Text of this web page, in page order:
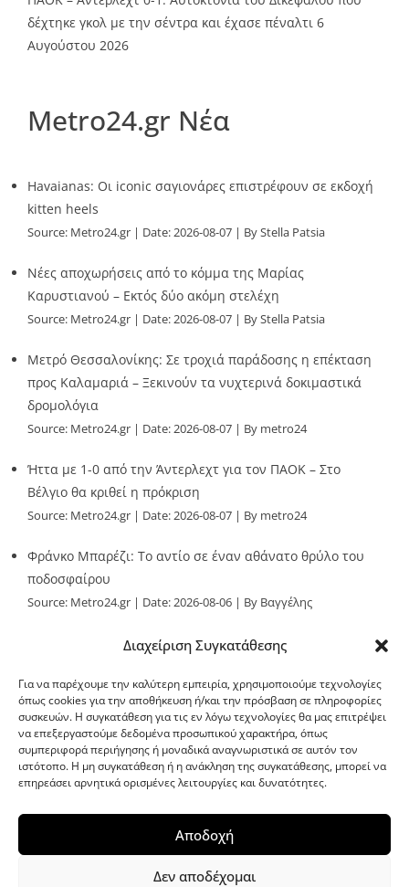
Διαχείριση Συγκατάθεσης
Για να παρέχουμε την καλύτερη εμπειρία, χρησιμοποιούμε τεχνολογίες
όπως cookies για την αποθήκευση ή/και την πρόσβαση σε πληροφορίες
συσκευών. Η συγκατάθεση για τις εν λόγω τεχνολογίες θα μας επιτρέψει
να επεξεργαστούμε δεδομένα προσωπικού χαρακτήρα, όπως
συμπεριφορά περιήγησης ή μοναδικά αναγνωριστικά σε αυτόν τον
ιστότοπο. Η μη συγκατάθεση ή η ανάκληση της συγκατάθεσης, μπορεί να
επηρεάσει αρνητικά ορισμένες λειτουργίες και δυνατότητες.
Αποδοχή
Δεν αποδέχομαι
δέχτηκε γκολ με την σέντρα και έχασε πέναλτι 6
Αυγούστου 2026
Metro24.gr Νέα
Havaianas: Οι iconic σαγιονάρες επιστρέφουν σε εκδοχή
kitten heels
Source: Metro24.gr Date: 2026-08-07 By Stella Patsia
Νέες αποχωρήσεις από το κόμμα της Μαρίας
Καρυστιανού – Εκτός δύο ακόμη στελέχη
Source: Metro24.gr Date: 2026-08-07 By Stella Patsia
Μετρό Θεσσαλονίκης: Σε τροχιά παράδοσης η επέκταση
προς Καλαμαριά – Ξεκινούν τα νυχτερινά δοκιμαστικά
δρομολόγια
Source: Metro24.gr Date: 2026-08-07 By metro24
Ήττα με 1-0 από την Άντερλεχτ για τον ΠΑΟΚ – Στο
Βέλγιο θα κριθεί η πρόκριση
Source: Metro24.gr Date: 2026-08-07 By metro24
Φράνκο Μπαρέζι: Το αντίο σε έναν αθάνατο θρύλο του
ποδοσφαίρου
Source: Metro24.gr Date: 2026-08-06
By Βαγγέλης
G-point.gr